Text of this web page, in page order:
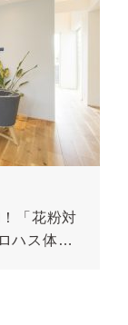
「花粉対
ハス体感